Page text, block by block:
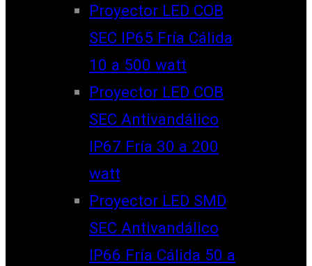
Proyector LED COB
SEC IP65 Fría Cálida
10 a 500 watt
Proyector LED COB
SEC Antivandálico
IP67 Fría 30 a 200
watt
Proyector LED SMD
SEC Antivandálico
IP66 Fría Cálida 50 a